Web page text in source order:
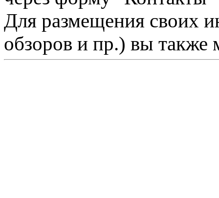
Для размещения своих
обзоров и пр.) вы также